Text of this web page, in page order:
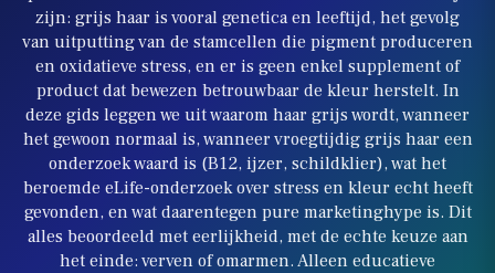
zijn: grijs haar is vooral genetica en leeftijd, het gevolg
van uitputting van de stamcellen die pigment produceren
en oxidatieve stress, en er is geen enkel supplement of
product dat bewezen betrouwbaar de kleur herstelt. In
deze gids leggen we uit waarom haar grijs wordt, wanneer
het gewoon normaal is, wanneer vroegtijdig grijs haar een
onderzoek waard is (B12, ijzer, schildklier), wat het
beroemde eLife-onderzoek over stress en kleur echt heeft
gevonden, en wat daarentegen pure marketinghype is. Dit
alles beoordeeld met eerlijkheid, met de echte keuze aan
het einde: verven of omarmen. Alleen educatieve